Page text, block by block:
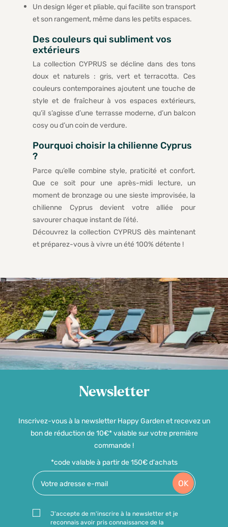
Un design léger et pliable, qui facilite son transport
et son rangement, même dans les petits espaces.
Des couleurs qui subliment vos
extérieurs
La collection CYPRUS se décline dans des tons
doux et naturels : gris, vert et terracotta. Ces
couleurs contemporaines ajoutent une touche de
style et de fraîcheur à vos espaces extérieurs,
qu’il s’agisse d’une terrasse moderne, d’un balcon
cosy ou d’un coin de verdure.
Pourquoi choisir la chilienne Cyprus
?
Parce qu’elle combine style, praticité et confort.
Que ce soit pour une après-midi lecture, un
moment de bronzage ou une sieste improvisée, la
chilienne Cyprus devient votre alliée pour
savourer chaque instant de l’été.
Découvrez la collection CYPRUS dès maintenant
et préparez-vous à vivre un été 100% détente !
Newsletter
Inscrivez-vous à la newsletter Happy Garden et recevez un
bon de réduction de 10€* valable sur votre première
commande !
*code valable à partir de 150€ d'achats
OK
J'accepte de m'inscrire à la newsletter et je
reconnais avoir pris connaissance de la